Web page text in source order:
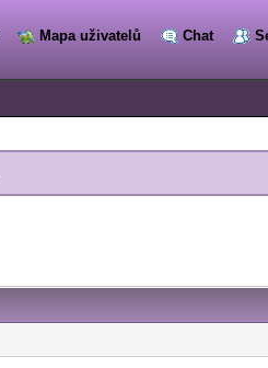
Mapa uživatelů Chat